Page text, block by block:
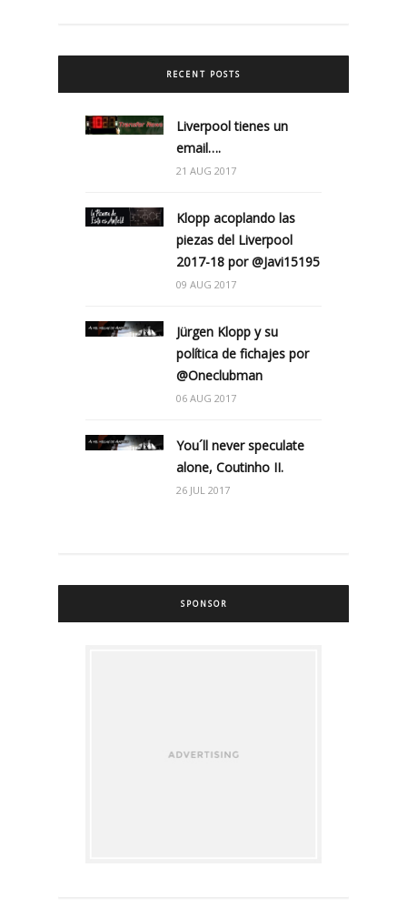
RECENT POSTS
Liverpool tienes un
email….
21 AUG 2017
Klopp acoplando las
piezas del Liverpool
2017-18 por @Javi15195
09 AUG 2017
Jürgen Klopp y su
política de fichajes por
@Oneclubman
06 AUG 2017
You´ll never speculate
alone, Coutinho II.
26 JUL 2017
SPONSOR